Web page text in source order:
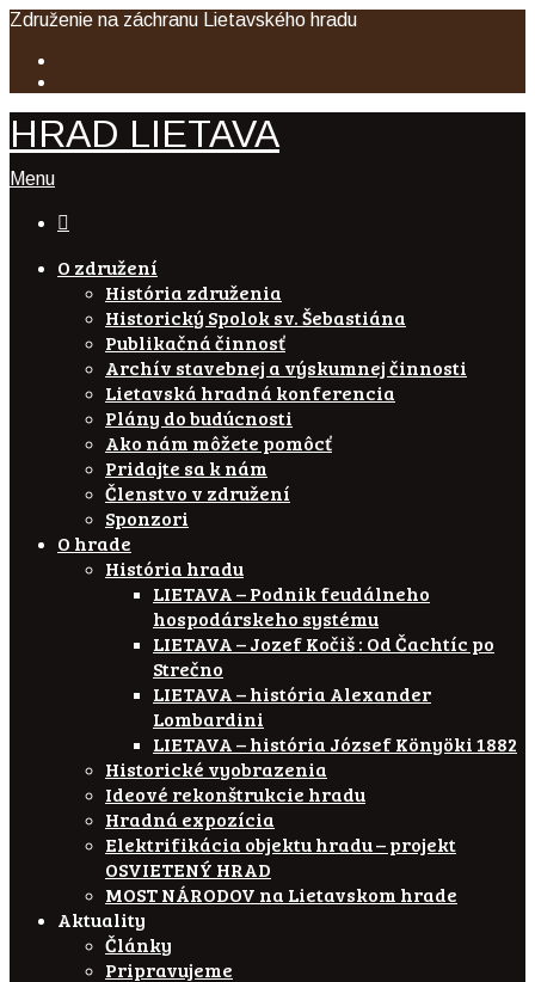
Združenie na záchranu Lietavského hradu
HRAD LIETAVA
Menu

O združení
História združenia
Historický Spolok sv. Šebastiána
Publikačná činnosť
Archív stavebnej a výskumnej činnosti
Lietavská hradná konferencia
Plány do budúcnosti
Ako nám môžete pomôcť
Pridajte sa k nám
Členstvo v združení
Sponzori
O hrade
História hradu
LIETAVA – Podnik feudálneho
hospodárskeho systému
LIETAVA – Jozef Kočiš : Od Čachtíc po
Strečno
LIETAVA – história Alexander
Lombardini
LIETAVA – história József Könyöki 1882
Historické vyobrazenia
Ideové rekonštrukcie hradu
Hradná expozícia
Elektrifikácia objektu hradu – projekt
OSVIETENÝ HRAD
MOST NÁRODOV na Lietavskom hrade
Aktuality
Články
Pripravujeme